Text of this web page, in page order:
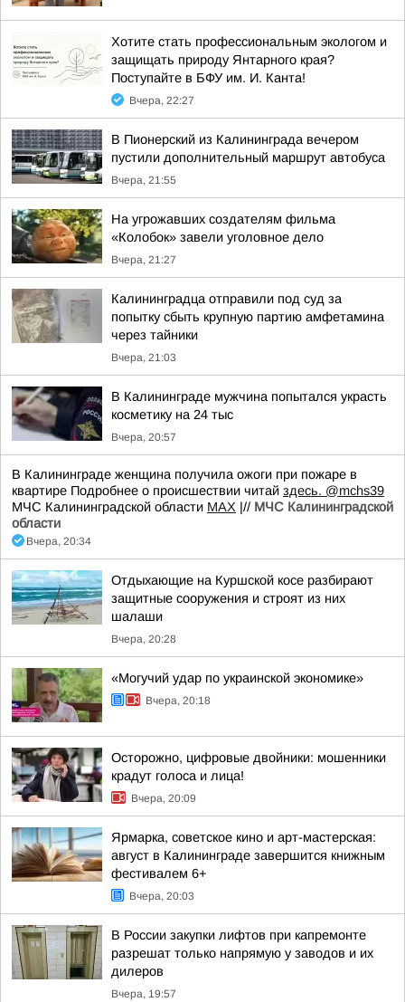
Хотите стать профессиональным экологом и
защищать природу Янтарного края?
Поступайте в БФУ им. И. Канта!
Вчера, 22:27
В Пионерский из Калининграда вечером
пустили дополнительный маршрут автобуса
Вчера, 21:55
На угрожавших создателям фильма
«Колобок» завели уголовное дело
Вчера, 21:27
Калининградца отправили под суд за
попытку сбыть крупную партию амфетамина
через тайники
Вчера, 21:03
В Калининграде мужчина попытался украсть
косметику на 24 тыс
Вчера, 20:57
В Калининграде женщина получила ожоги при пожаре в
квартире Подробнее о происшествии читай здесь. @mchs39
МЧС Калининградской области MAX |// МЧС Калининградской
области
Вчера, 20:34
Отдыхающие на Куршской косе разбирают
защитные сооружения и строят из них
шалаши
Вчера, 20:28
«Могучий удар по украинской экономике»
Вчера, 20:18
Осторожно, цифровые двойники: мошенники
крадут голоса и лица!
Вчера, 20:09
Ярмарка, советское кино и арт-мастерская:
август в Калининграде завершится книжным
фестивалем 6+
Вчера, 20:03
В России закупки лифтов при капремонте
разрешат только напрямую у заводов и их
дилеров
Вчера, 19:57